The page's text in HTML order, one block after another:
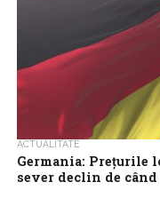
ACTUALITATE
Germania: Preţurile
sever declin de